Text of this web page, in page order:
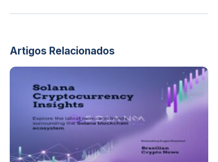
Artigos Relacionados